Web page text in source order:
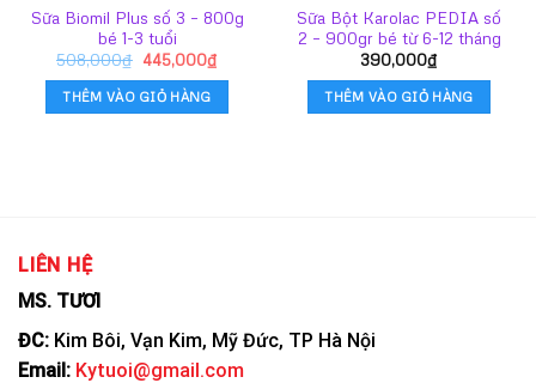
Sữa Biomil Plus số 3 – 800g
bé 1-3 tuổi
508,000₫ Giá
là:
508,000₫.
445,000₫
445,000₫.
THÊM VÀO GIỎ HÀNG
Sữa Bột Karolac PEDIA số
2 – 900gr bé từ 6-12 tháng
390,000₫
THÊM VÀO GIỎ HÀNG
LIÊN HỆ
MS. TƯƠI
ĐC: Kim Bôi, Vạn Kim, Mỹ Đức, TP Hà Nội
Email: Kytuoi@gmail.com